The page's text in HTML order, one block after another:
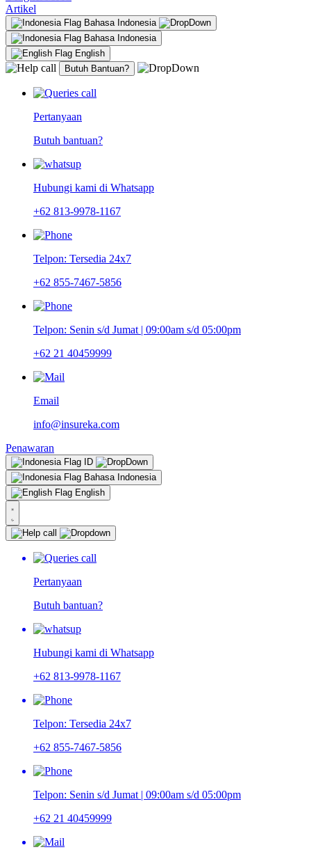
Artikel
Bahasa Indonesia
Bahasa Indonesia
English
Butuh Bantuan?
Pertanyaan
Butuh bantuan?
Hubungi kami di Whatsapp
+62 813-9978-1167
Telpon: Tersedia 24x7
+62 855-7467-5856
Telpon: Senin s/d Jumat | 09:00am s/d 05:00pm
+62 21 40459999
Email
info@insureka.com
Penawaran
ID
Bahasa Indonesia
English
Pertanyaan
Butuh bantuan?
Hubungi kami di Whatsapp
+62 813-9978-1167
Telpon: Tersedia 24x7
+62 855-7467-5856
Telpon: Senin s/d Jumat | 09:00am s/d 05:00pm
+62 21 40459999